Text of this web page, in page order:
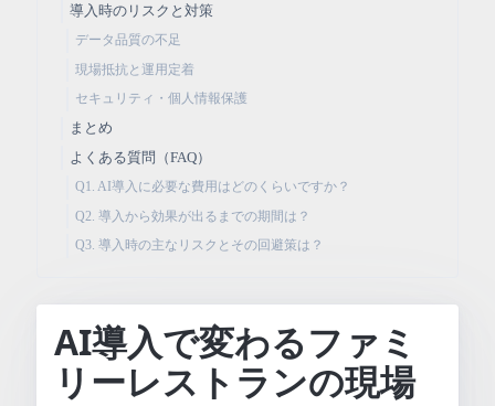
導入時のリスクと対策
データ品質の不足
現場抵抗と運用定着
セキュリティ・個人情報保護
まとめ
よくある質問（FAQ）
Q1. AI導入に必要な費用はどのくらいですか？
Q2. 導入から効果が出るまでの期間は？
Q3. 導入時の主なリスクとその回避策は？
AI導入で変わるファミ
リーレストランの現場